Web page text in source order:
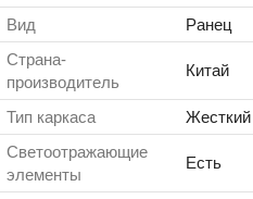
Вид
Ранец
Страна-
производитель
Китай
Тип каркаса
Жесткий
Светоотражающие
элементы
Есть